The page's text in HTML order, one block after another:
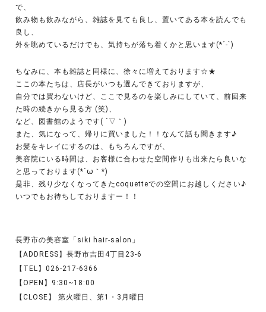
で、
飲み物も飲みながら、雑誌を見ても良し、置いてある本を読んでも
良し、
外を眺めているだけでも、気持ちが落ち着くかと思います(*´-`)
ちなみに、本も雑誌と同様に、徐々に増えております☆★
ここの本たちは、店長がいつも選んできておりますが、
自分では買わないけど、ここで見るのを楽しみにしていて、前回来
た時の続きから見る方 (笑)、
など、図書館のようです( ´▽｀)
また、気になって、帰りに買いました！！なんて話も聞きます♪
お髪をキレイにするのは、もちろんですが、
美容院にいる時間は、お客様に合わせた空間作りも出来たら良いな
と思っております(*´ω｀*)
是非、残り少なくなってきたcoquetteでの空間にお越しください♪
いつでもお待ちしておりますー！！
長野市の美容室「siki hair-salon」
【ADDRESS】長野市吉田4丁目23-6
【TEL】026-217-6366
【OPEN】9:30~18:00
【CLOSE】 第火曜日、第1・3月曜日